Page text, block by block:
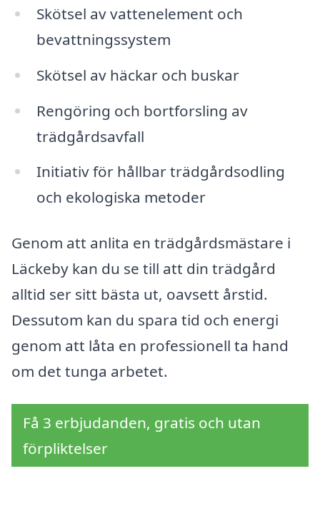
Skötsel av vattenelement och
bevattningssystem
Skötsel av häckar och buskar
Rengöring och bortforsling av
trädgårdsavfall
Initiativ för hållbar trädgårdsodling
och ekologiska metoder
Genom att anlita en trädgårdsmästare i
Läckeby kan du se till att din trädgård
alltid ser sitt bästa ut, oavsett årstid.
Dessutom kan du spara tid och energi
genom att låta en professionell ta hand
om det tunga arbetet.
Få 3 erbjudanden, gratis och utan
förpliktelser